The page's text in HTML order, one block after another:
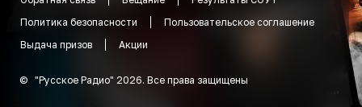
Политика безопасности
Пользовательское соглашение
Выдача призов
Акции
© "Русское Радио" 2026. Все права защищены